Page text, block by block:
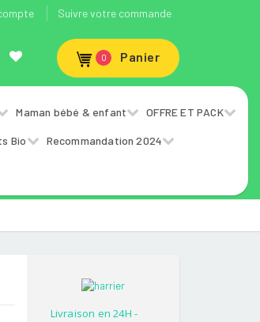
Suivre votre commande
0 Panier
Maman bébé & enfant OFFRE ET PACK
Bio Recommandation 2024
Livraison en 24H -